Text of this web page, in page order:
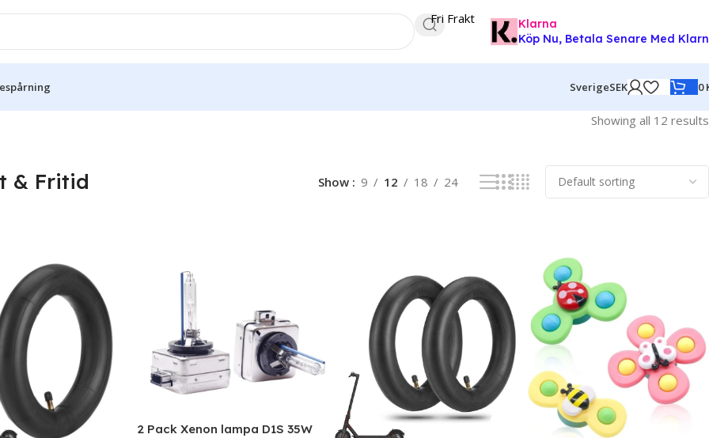
KÖP NU, BETALA SENARE MED KLARNA Fri Frakt
Klarna
Köp Nu, Betala Senare Med
SverigeSEK 0
Showing all 12 results
& Fritid Show 9 12 18 24
2 Pack Xenon lampa D1S 35W